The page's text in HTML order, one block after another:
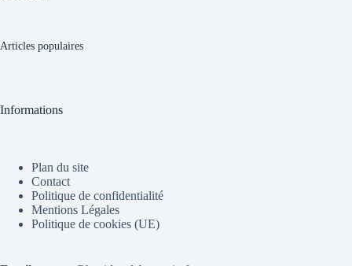
Articles populaires
Informations
Plan du site
Contact
Politique de confidentialité
Mentions Légales
Politique de cookies (UE)